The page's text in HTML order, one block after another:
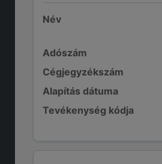
Név
Adószám
Cégjegyzékszám
Alapítás dátuma
Tevékenység kódja